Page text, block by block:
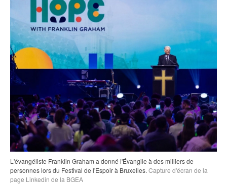
L'évangéliste Franklin Graham a donné l'Évangile à des milliers de
personnes lors du Festival de l'Espoir à Bruxelles. Capture d'écran de la
page Linkedin de la BGEA